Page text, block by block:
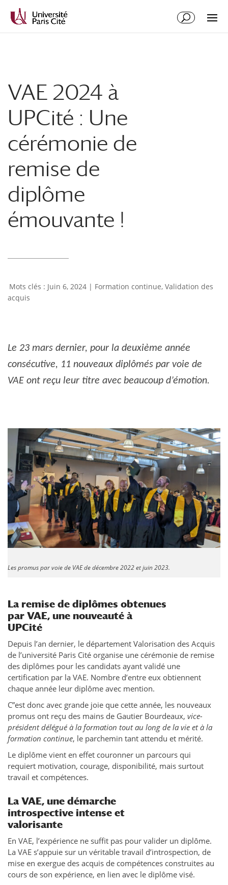
VAE 2024 à
UPCité : Une
cérémonie de
remise de
diplôme
émouvante !
Juin 6, 2024 | Formation continue, Validation des
acquis
Le 23 mars dernier, pour la deuxième année
consécutive, 11 nouveaux diplômés par voie de
VAE ont reçu leur titre avec beaucoup d’émotion.
​Les promus par voie de VAE de décembre 2022 et juin 2023.
La remise de diplômes obtenues
par VAE, une nouveauté à
UPCité
Depuis l’an dernier, le département Valorisation des Acquis
de l’université Paris Cité organise une cérémonie de remise
des diplômes pour les candidats ayant validé une
certification par la VAE. Nombre d’entre eux obtiennent
chaque année leur diplôme avec mention.
C”est donc avec grande joie que cette année, les nouveaux
promus ont reçu des mains de Gautier Bourdeaux, vice-
président délégué à la formation tout au long de la vie et à la
formation continue, le parchemin tant attendu et mérité.
Le diplôme vient en effet couronner un parcours qui
requiert motivation, courage, disponibilité, mais surtout
travail et compétences.
La VAE, une démarche
introspective intense et
valorisante
En VAE, l’expérience ne suffit pas pour valider un diplôme.
La VAE s’appuie sur un véritable travail d’introspection, de
mise en exergue des acquis de compétences construites au
cours de son expérience, en lien avec le diplôme visé.